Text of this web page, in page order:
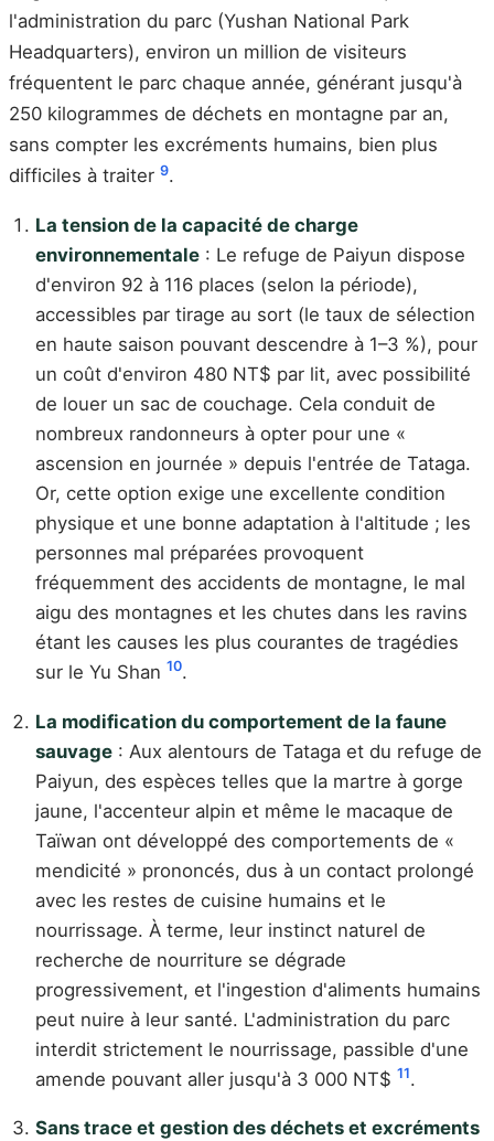
l'administration du parc (Yushan National Park
Headquarters), environ un million de visiteurs
fréquentent le parc chaque année, générant jusqu'à
250 kilogrammes de déchets en montagne par an,
sans compter les excréments humains, bien plus
difficiles à traiter 9.
La tension de la capacité de charge
environnementale : Le refuge de Paiyun dispose
d'environ 92 à 116 places (selon la période),
accessibles par tirage au sort (le taux de sélection
en haute saison pouvant descendre à 1–3 %), pour
un coût d'environ 480 NT$ par lit, avec possibilité
de louer un sac de couchage. Cela conduit de
nombreux randonneurs à opter pour une «
ascension en journée » depuis l'entrée de Tataga.
Or, cette option exige une excellente condition
physique et une bonne adaptation à l'altitude ; les
personnes mal préparées provoquent
fréquemment des accidents de montagne, le mal
aigu des montagnes et les chutes dans les ravins
étant les causes les plus courantes de tragédies
sur le Yu Shan 10.
La modification du comportement de la faune
sauvage : Aux alentours de Tataga et du refuge de
Paiyun, des espèces telles que la martre à gorge
jaune, l'accenteur alpin et même le macaque de
Taïwan ont développé des comportements de «
mendicité » prononcés, dus à un contact prolongé
avec les restes de cuisine humains et le
nourrissage. À terme, leur instinct naturel de
recherche de nourriture se dégrade
progressivement, et l'ingestion d'aliments humains
peut nuire à leur santé. L'administration du parc
interdit strictement le nourrissage, passible d'une
amende pouvant aller jusqu'à 3 000 NT$ 11.
Sans trace et gestion des déchets et excréments